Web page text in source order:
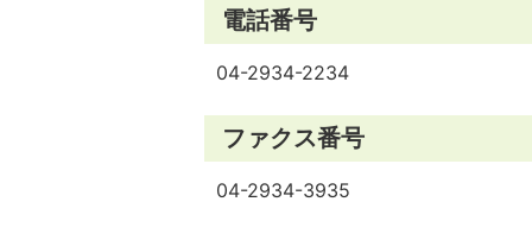
電話番号
04-2934-2234
ファクス番号
04-2934-3935